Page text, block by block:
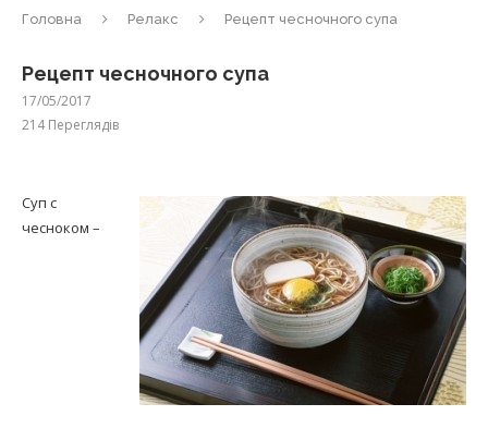
Головна Релакс Рецепт чесночного супа
Рецепт чесночного супа
17/05/2017
214Переглядів
Суп с
чесноком –